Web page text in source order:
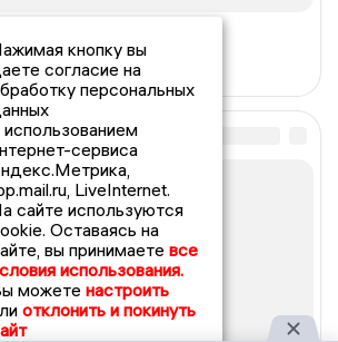
кнопку вы
согласие на
персональных
использованием
сервиса
LiveInternet.
сайте используются
Оставаясь на
вы принимаете все
использования.
можете настроить
отклонить и покинуть